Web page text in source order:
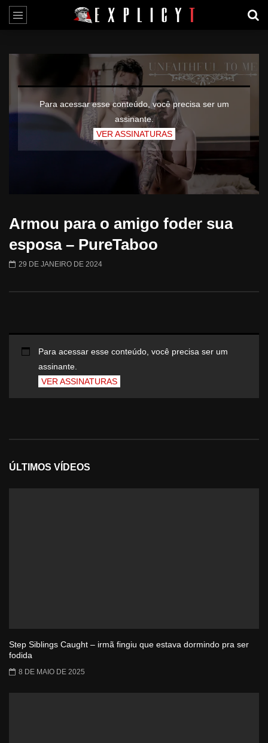
Para acessar esse conteúdo, você precisa ser um
assinante.
VER ASSINATURAS
Armou para o amigo foder sua
esposa – PureTaboo
29 DE JANEIRO DE 2024
Para acessar esse conteúdo, você precisa ser um
assinante.
VER ASSINATURAS
ÚLTIMOS VÍDEOS
Step Siblings Caught – irmã fingiu que estava dormindo pra ser
fodida
8 DE MAIO DE 2025